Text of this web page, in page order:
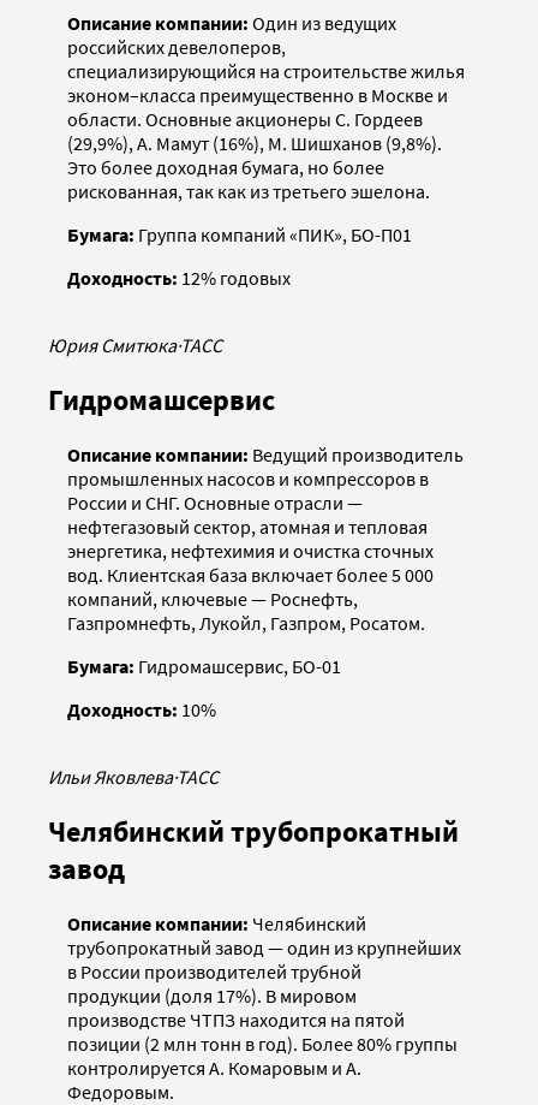
Описание компании: Один из ведущих
российских девелоперов,
специализирующийся на строительстве жилья
эконом–класса преимущественно в Москве и
области. Основные акционеры С. Гордеев
(29,9%), А. Мамут (16%), М. Шишханов (9,8%).
Это более доходная бумага, но более
рискованная, так как из третьего эшелона.
Бумага: Группа компаний «ПИК», БО-П01
Доходность: 12% годовых
Юрия Смитюка·ТАСС
Гидромашсервис
Описание компании: Ведущий производитель
промышленных насосов и компрессоров в
России и СНГ. Основные отрасли —
нефтегазовый сектор, атомная и тепловая
энергетика, нефтехимия и очистка сточных
вод. Клиентская база включает более 5 000
компаний, ключевые — Роснефть,
Газпромнефть, Лукойл, Газпром, Росатом.
Бумага: Гидромашсервис, БО-01
Доходность: 10%
Ильи Яковлева·ТАСС
Челябинский трубопрокатный
завод
Описание компании: Челябинский
трубопрокатный завод — один из крупнейших
в России производителей трубной
продукции (доля 17%). В мировом
производстве ЧТПЗ находится на пятой
позиции (2 млн тонн в год). Более 80% группы
контролируется А. Комаровым и А.
Федоровым.